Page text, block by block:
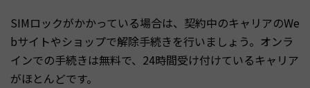
SIMロックがかかっている場合は、契約中のキャリアのWe
bサイトやショップで解除手続きを行いましょう。オンラ
インでの手続きは無料で、24時間受け付けているキャリア
がほとんどです。